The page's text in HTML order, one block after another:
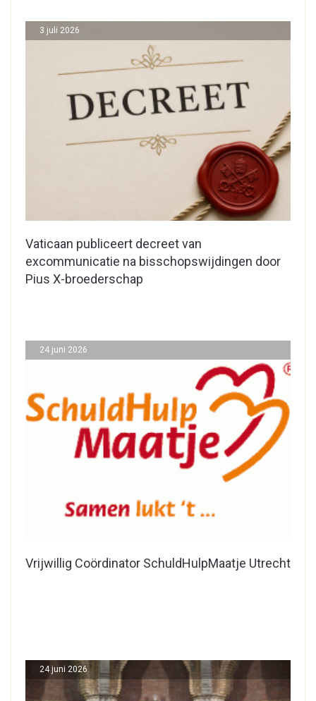
Vaticaan publiceert decreet van
excommunicatie na bisschopswijdingen door
Pius X-broederschap
3 juli 2026
Vrijwillig Coördinator SchuldHulpMaatje Utrecht
24 juni 2026
24 juni 2026